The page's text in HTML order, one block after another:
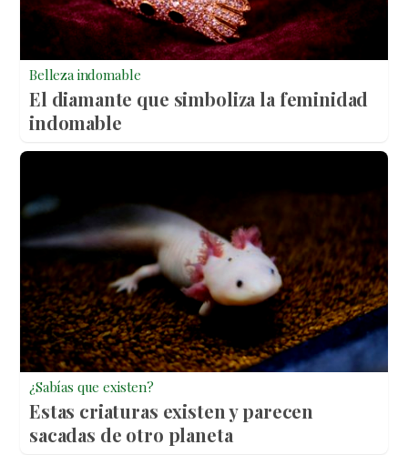
Belleza indomable
El diamante que simboliza la feminidad
indomable
¿Sabías que existen?
Estas criaturas existen y parecen
sacadas de otro planeta